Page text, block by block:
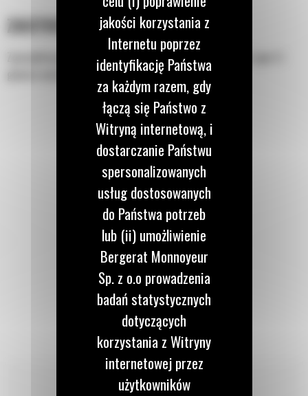
ZASTOSOWANIE
Zaprojektowana z myślą o współpracy ze złączem osprzętu typu S i
głowico wychylno-obrotową.
jakości korzystania z
Internetu poprzez
identyfikację Państwa
za każdym razem, gdy
łączą się Państwo z
Witryną internetową, i
dostarczanie Państwu
spersonalizowanych
usług dostosowanych
do Państwa potrzeb
lub (ii) umożliwienie
Bergerat Monnoyeur
Sp. z o.o prowadzenia
badań statystycznych
dotyczących
korzystania z Witryny
internetowej przez
użytkowników